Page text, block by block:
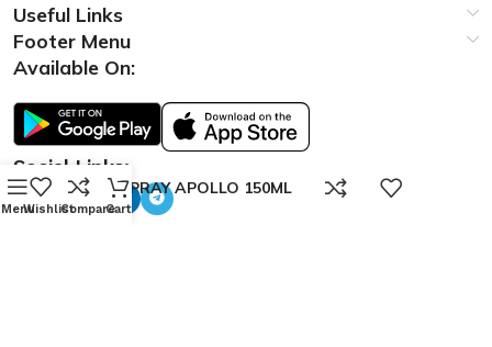
Useful Links
Footer Menu
Available On:
Social Links:
AXE SPRAY APOLLO 150ML
MenuWishlistCompare
0
Cart